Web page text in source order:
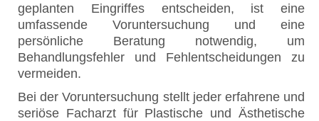
geplanten Eingriffes entscheiden, ist eine
umfassende Voruntersuchung und eine
persönliche Beratung notwendig, um
Behandlungsfehler und Fehlentscheidungen zu
vermeiden.
Bei der Voruntersuchung stellt jeder erfahrene und
seriöse Facharzt für Plastische und Ästhetische